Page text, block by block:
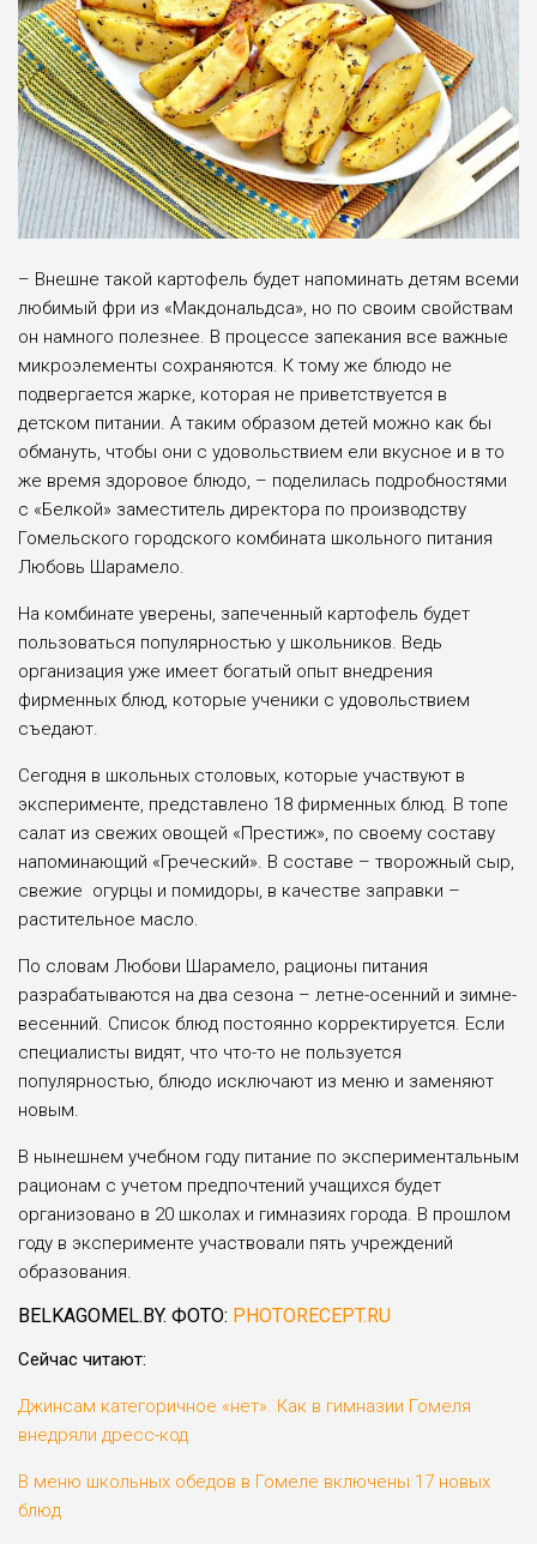
– Внешне такой картофель будет напоминать детям всеми
любимый фри из «Макдональдса», но по своим свойствам
он намного полезнее. В процессе запекания все важные
микроэлементы сохраняются. К тому же блюдо не
подвергается жарке, которая не приветствуется в
детском питании. А таким образом детей можно как бы
обмануть, чтобы они с удовольствием ели вкусное и в то
же время здоровое блюдо, – поделилась подробностями
с «Белкой» заместитель директора по производству
Гомельского городского комбината школьного питания
Любовь Шарамело.
На комбинате уверены, запеченный картофель будет
пользоваться популярностью у школьников. Ведь
организация уже имеет богатый опыт внедрения
фирменных блюд, которые ученики с удовольствием
съедают.
Сегодня в школьных столовых, которые участвуют в
эксперименте, представлено 18 фирменных блюд. В топе
салат из свежих овощей «Престиж», по своему составу
напоминающий «Греческий». В составе – творожный сыр,
свежие огурцы и помидоры, в качестве заправки –
растительное масло.
По словам Любови Шарамело, рационы питания
разрабатываются на два сезона – летне-осенний и зимне-
весенний. Список блюд постоянно корректируется. Если
специалисты видят, что что-то не пользуется
популярностью, блюдо исключают из меню и заменяют
новым.
В нынешнем учебном году питание по экспериментальным
рационам с учетом предпочтений учащихся будет
организовано в 20 школах и гимназиях города. В прошлом
году в эксперименте участвовали пять учреждений
образования.
BELKAGOMEL.BY. ФОТО: PHOTORECEPT.RU
Сейчас читают:
Джинсам категоричное «нет». Как в гимназии Гомеля
внедряли дресс-код
В меню школьных обедов в Гомеле включены 17 новых
блюд